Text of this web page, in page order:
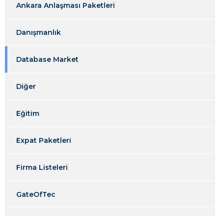
Ankara Anlaşması Paketleri
Danışmanlık
Database Market
Diğer
Eğitim
Expat Paketleri
Firma Listeleri
GateOfTec